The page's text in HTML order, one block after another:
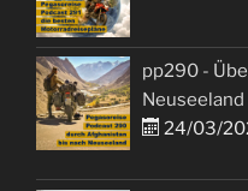
pp290 -
Neuseeland
24/03/